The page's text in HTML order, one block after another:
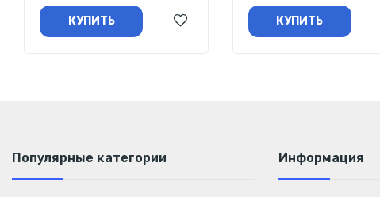
КУПИТЬ КУПИТЬ
Популярные категории Информация